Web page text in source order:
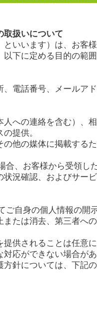
取扱いについて
いいます）は、お客
下に定める目的の範
、電話番号、メールア
人への連絡を含む）、
提供。
の他の媒体に掲載する
合、お客様から受領し
状況確認、およびサー
ご自身の個人情報の開
たは消去、第三者へ
提供されることは任意
応ができない場合があ
針については、下記